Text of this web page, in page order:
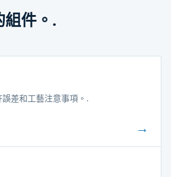
件。.
差和工藝注意事項。.
→